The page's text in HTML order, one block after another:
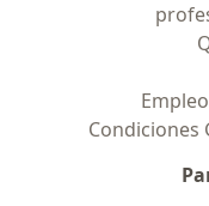
Condiciones